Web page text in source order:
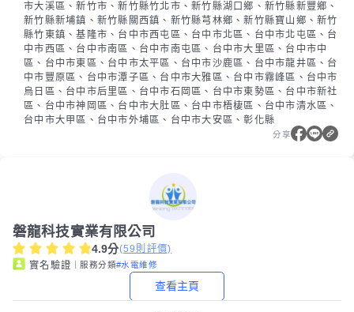
市大溪區、新竹市、新竹縣竹北市、新竹縣湖口鄉、新竹縣新豐鄉、
新竹縣新埔鎮、新竹縣關西鎮、新竹縣芎林鄉、新竹縣寶山鄉、新竹
縣竹東鎮、基隆市、台中市西屯區、台中市北區、台中市北屯區、台
中市西區、台中市南區、台中市南屯區、台中市大里區、台中市中
區、台中市東區、台中市太平區、台中市沙鹿區、台中市龍井區、台
中市豐原區、台中市潭子區、台中市大雅區、台中市霧峰區、台中市
烏日區、台中市后里區、台中市石岡區、台中市東勢區、台中市新社
區、台中市神岡區、台中市大肚區、台中市梧棲區、台中市清水區、
台中市大甲區、台中市外埔區、台中市大安區、彰化縣
分享
磐龍科技實業有限公司
4.9分(59 則評價)
實名驗證 ｜服務分類#水電維修
查看主頁